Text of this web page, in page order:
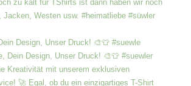
Design, Unser Druck! 🎨👕 #suewle